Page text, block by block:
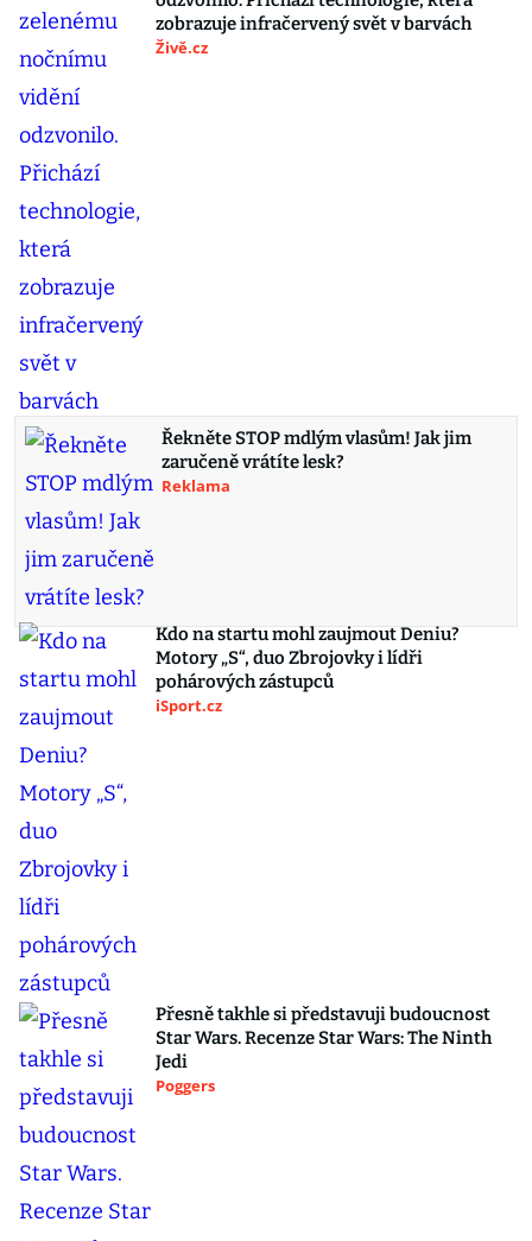
zobrazuje infračervený svět v barvách
Živě.cz
Řekněte STOP mdlým vlasům! Jak jim
zaručeně vrátíte lesk?
Reklama
Kdo na startu mohl zaujmout Deniu?
Motory „S“, duo Zbrojovky i lídři
pohárových zástupců
iSport.cz
Přesně takhle si představuji budoucnost
Star Wars. Recenze Star Wars: The Ninth
Jedi
Poggers